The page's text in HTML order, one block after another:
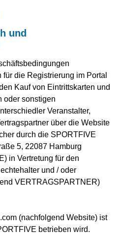
und
die Registrierung im Portal
Kauf von Eintrittskarten und
oder sonstigen
Veranstalter,
über die Website
durch die SPORTFIVE
5, 22087 Hamburg
in Vertretung für den
und / oder
VERTRAGSPARTNER)
(nachfolgend Website) ist
betrieben wird.